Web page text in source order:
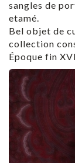
sangles de
etamé.
Bel objet de
collection
Époque fin